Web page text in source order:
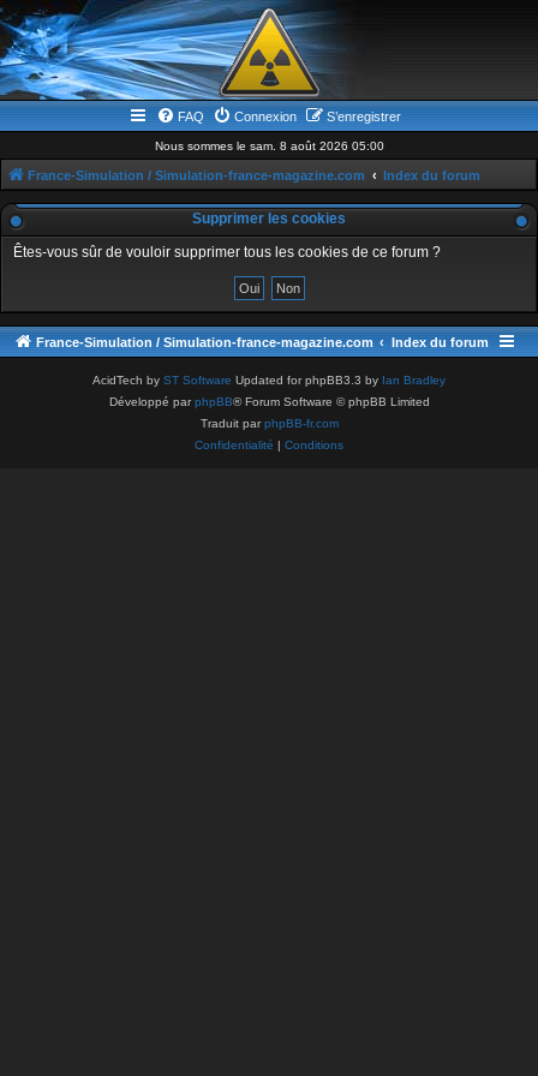
FAQ Connexion S’enregistrer
Nous sommes le sam. 8 août 2026 05:00
France-Simulation / Simulation-france-magazine.com Index du forum
Supprimer les cookies
Êtes-vous sûr de vouloir supprimer tous les cookies de ce forum ?
France-Simulation / Simulation-france-magazine.com Index du forum
AcidTech by ST Software Updated for phpBB3.3 by Ian Bradley
Développé parphpBB® Forum Software © phpBB Limited
Traduit parphpBB-fr.com
Confidentialité | Conditions